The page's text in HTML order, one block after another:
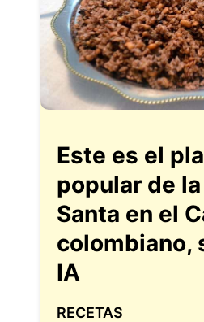
Este es el
popular de
Santa en el
colombiano,
IA
RECETAS